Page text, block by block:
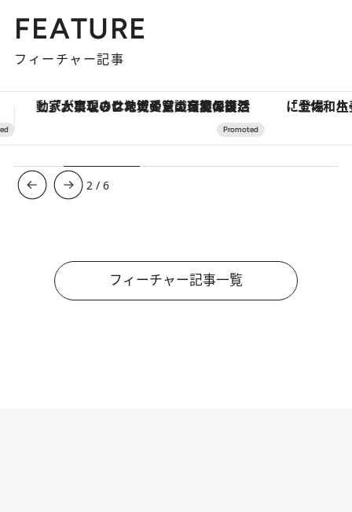
FEATURE
フィーチャー記事
「土佐和ハーブかき氷」がOMO7高知に登場！生姜、山椒、大葉など目にも舌にも涼を呼ぶ郷土の味 【夏限定ディナーコース】旬を
3 /6
フィーチャー記事一覧